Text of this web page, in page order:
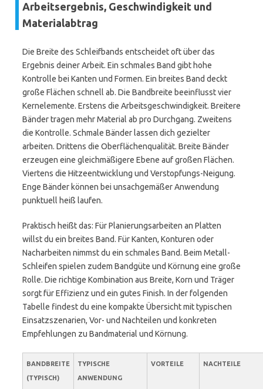
Arbeitsergebnis, Geschwindigkeit und
Materialabtrag
Die Breite des Schleifbands entscheidet oft über das
Ergebnis deiner Arbeit. Ein schmales Band gibt hohe
Kontrolle bei Kanten und Formen. Ein breites Band deckt
große Flächen schnell ab. Die Bandbreite beeinflusst vier
Kernelemente. Erstens die Arbeitsgeschwindigkeit. Breitere
Bänder tragen mehr Material ab pro Durchgang. Zweitens
die Kontrolle. Schmale Bänder lassen dich gezielter
arbeiten. Drittens die Oberflächenqualität. Breite Bänder
erzeugen eine gleichmäßigere Ebene auf großen Flächen.
Viertens die Hitzeentwicklung und Verstopfungs-Neigung.
Enge Bänder können bei unsachgemäßer Anwendung
punktuell heiß laufen.
Praktisch heißt das: Für Planierungsarbeiten an Platten
willst du ein breites Band. Für Kanten, Konturen oder
Nacharbeiten nimmst du ein schmales Band. Beim Metall-
Schleifen spielen zudem Bandgüte und Körnung eine große
Rolle. Die richtige Kombination aus Breite, Korn und Träger
sorgt für Effizienz und ein gutes Finish. In der folgenden
Tabelle findest du eine kompakte Übersicht mit typischen
Einsatzszenarien, Vor- und Nachteilen und konkreten
Empfehlungen zu Bandmaterial und Körnung.
BANDBREITE
(TYPISCH)
TYPISCHE
ANWENDUNG
VORTEILE NACHTEILE